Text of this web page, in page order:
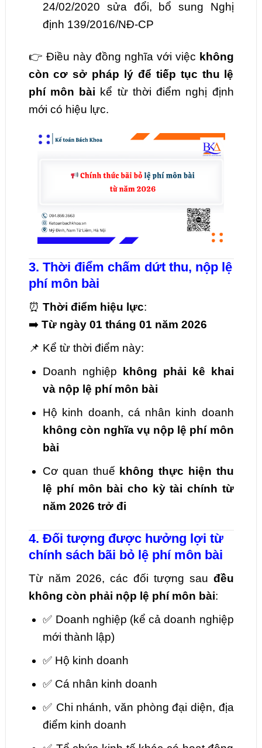
24/02/2020 sửa đổi, bổ sung Nghị
định 139/2016/NĐ-CP
👉 Điều này đồng nghĩa với việc không
còn cơ sở pháp lý để tiếp tục thu lệ
phí môn bài kể từ thời điểm nghị định
mới có hiệu lực.
3. Thời điểm chấm dứt thu, nộp lệ
phí môn bài
⏰ Thời điểm hiệu lực:
➡️ Từ ngày 01 tháng 01 năm 2026
📌 Kể từ thời điểm này:
Doanh nghiệp
không phải kê khai
và nộp lệ phí môn bài
Hộ kinh doanh, cá nhân kinh doanh
không còn nghĩa vụ nộp lệ phí môn
bài
Cơ quan thuế không thực hiện thu
lệ phí môn bài cho kỳ tài chính từ
năm 2026 trở đi
4. Đối tượng được hưởng lợi từ
chính sách bãi bỏ lệ phí môn bài
Từ năm 2026, các đối tượng sau đều
không còn phải nộp lệ phí môn bài:
✅ Doanh nghiệp (kể cả doanh nghiệp
mới thành lập)
✅ Hộ kinh doanh
✅ Cá nhân kinh doanh
✅ Chi nhánh, văn phòng đại diện, địa
điểm kinh doanh